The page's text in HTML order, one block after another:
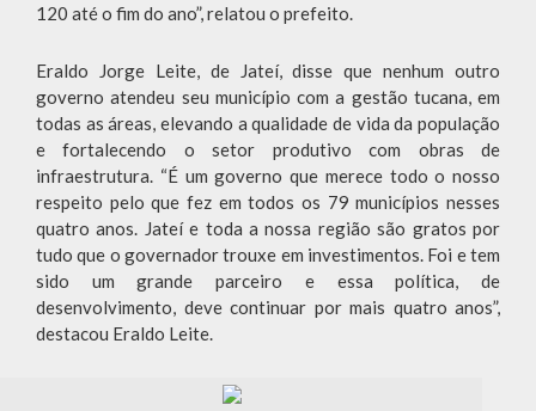
120 até o fim do ano”, relatou o prefeito.
Eraldo Jorge Leite, de Jateí, disse que nenhum outro
governo atendeu seu município com a gestão tucana, em
todas as áreas, elevando a qualidade de vida da população
e fortalecendo o setor produtivo com obras de
infraestrutura. “É um governo que merece todo o nosso
respeito pelo que fez em todos os 79 municípios nesses
quatro anos. Jateí e toda a nossa região são gratos por
tudo que o governador trouxe em investimentos. Foi e tem
sido um grande parceiro e essa política, de
desenvolvimento, deve continuar por mais quatro anos”,
destacou Eraldo Leite.